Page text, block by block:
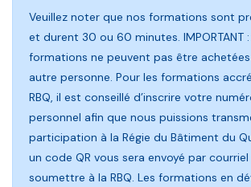
Veuillez noter que nos formations sont
et durent 30 ou 60 minutes. IMPORTANT :
formations ne peuvent pas être achetées
autre personne. Pour les formations
RBQ, il est conseillé d’inscrire votre
personnel afin que nous puissions
participation à la Régie du Bâtiment du
un code QR vous sera envoyé par
soumettre à la RBQ. Les formations en